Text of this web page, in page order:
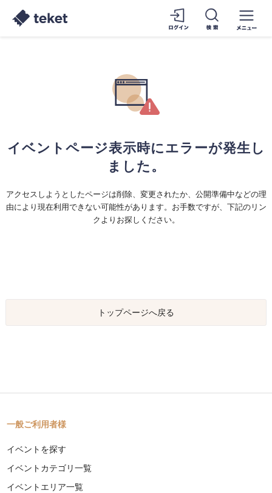
イベントページ表示時にエラーが発生し
ました。
アクセスしようとしたページは削除、変更されたか、公開準備中などの理
由により現在利用できない可能性があります。お手数ですが、下記のリン
クよりお探しください。
トップページへ戻る
一般ご利用者様
イベントを探す
イベントカテゴリ一覧
イベントエリア一覧